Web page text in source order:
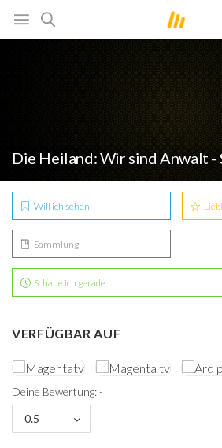
Die Heiland: Wir sind Anwalt -
Will ich sehen
Sammlung
Schaue ich gerade
VERFÜGBAR AUF
Deine Bewertung: -
0.5